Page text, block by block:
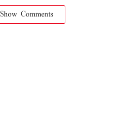
Show Comments